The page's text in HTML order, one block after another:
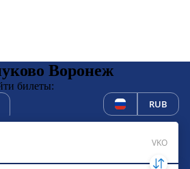
Воронеж
билеты:
RUB
VKO